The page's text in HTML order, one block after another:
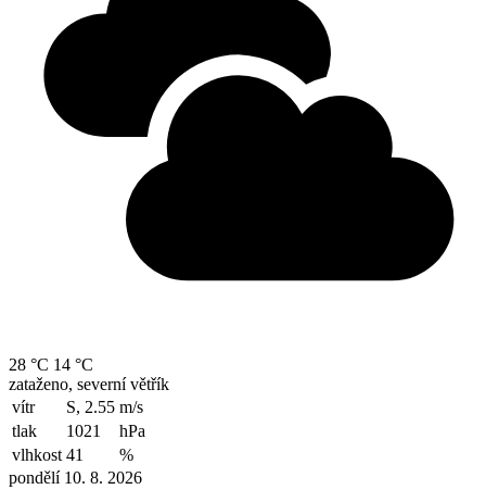
28 °C 14 °C
zataženo, severní větřík
vítr
S, 2.55 m/s
tlak
1021
hPa
vlhkost 41
%
pondělí 10. 8. 2026